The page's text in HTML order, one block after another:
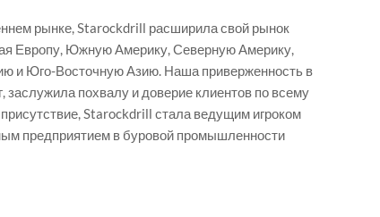
рынке, Starockdrill расширила свой рынок
Европу, Южную Америку, Северную Америку,
и Юго-Восточную Азию. Наша приверженность в
заслужила похвалу и доверие клиентов по всему
Starockdrill стала ведущим игроком
предприятием в буровой промышленности